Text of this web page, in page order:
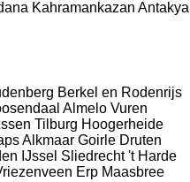
Kahramankazan Antakya
Berkel en Rodenrijs
Almelo Vuren
Tilburg Hoogerheide
Alkmaar Goirle Druten
IJssel Sliedrecht 't Harde
Erp Maasbree